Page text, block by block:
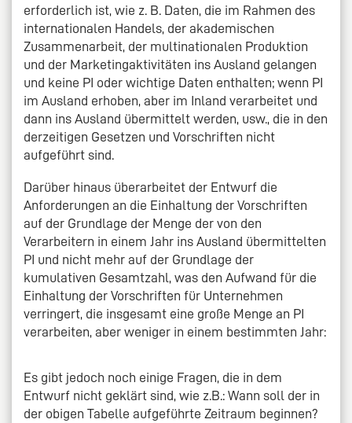
erforderlich ist, wie z. B. Daten, die im Rahmen des
internationalen Handels, der akademischen
Zusammenarbeit, der multinationalen Produktion
und der Marketingaktivitäten ins Ausland gelangen
und keine PI oder wichtige Daten enthalten; wenn PI
im Ausland erhoben, aber im Inland verarbeitet und
dann ins Ausland übermittelt werden, usw., die in den
derzeitigen Gesetzen und Vorschriften nicht
aufgeführt sind.
Darüber hinaus überarbeitet der Entwurf die
Anforderungen an die Einhaltung der Vorschriften
auf der Grundlage der Menge der von den
Verarbeitern in einem Jahr ins Ausland übermittelten
PI und nicht mehr auf der Grundlage der
kumulativen Gesamtzahl, was den Aufwand für die
Einhaltung der Vorschriften für Unternehmen
verringert, die insgesamt eine große Menge an PI
verarbeiten, aber weniger in einem bestimmten Jahr:
Es gibt jedoch noch einige Fragen, die in dem
Entwurf nicht geklärt sind, wie z.B.: Wann soll der in
der obigen Tabelle aufgeführte Zeitraum beginnen?